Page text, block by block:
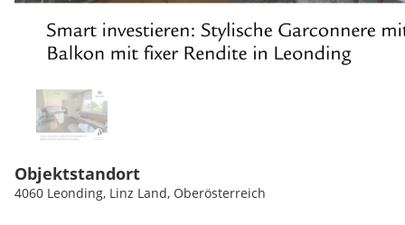
Objektstandort
4060 Leonding, Linz Land, Oberösterreich